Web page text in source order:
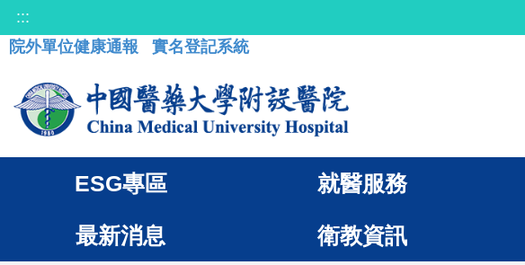
:::
院外單位健康通報
實名登記系統
ESG專區 就醫服務
最新消息 衛教資訊